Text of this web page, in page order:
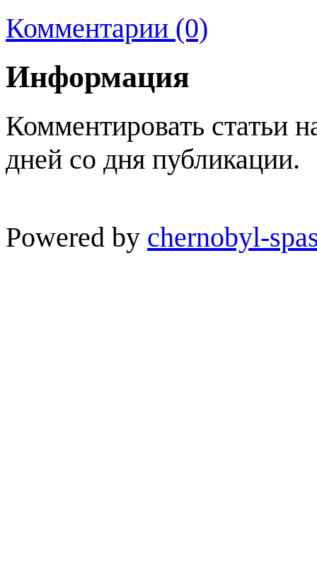
Комментарии (0)
Информация
Комментировать статьи
дней со дня публикации.
Powered by chernobyl-